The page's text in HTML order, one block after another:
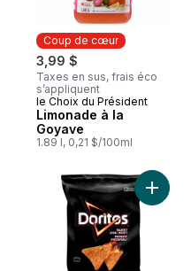
Coup de cœur
3,99 $
Taxes en sus, frais éco
s’appliquent
Coup de cœur
le Choix du Président
Limonade à la
Goyave
1.89 l, 0,21 $/100ml